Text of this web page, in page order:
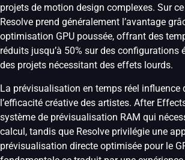
projets de motion design complexes. Sur
Resolve prend généralement l’avantage
optimisation GPU poussée, offrant des
réduits jusqu’à 50% sur des configurations
des projets nécessitant des effets lourds.
La prévisualisation en temps réel influence
l’efficacité créative des artistes. After
système de prévisualisation RAM qui
calcul, tandis que Resolve privilégie une
prévisualisation directe optimisée pour le